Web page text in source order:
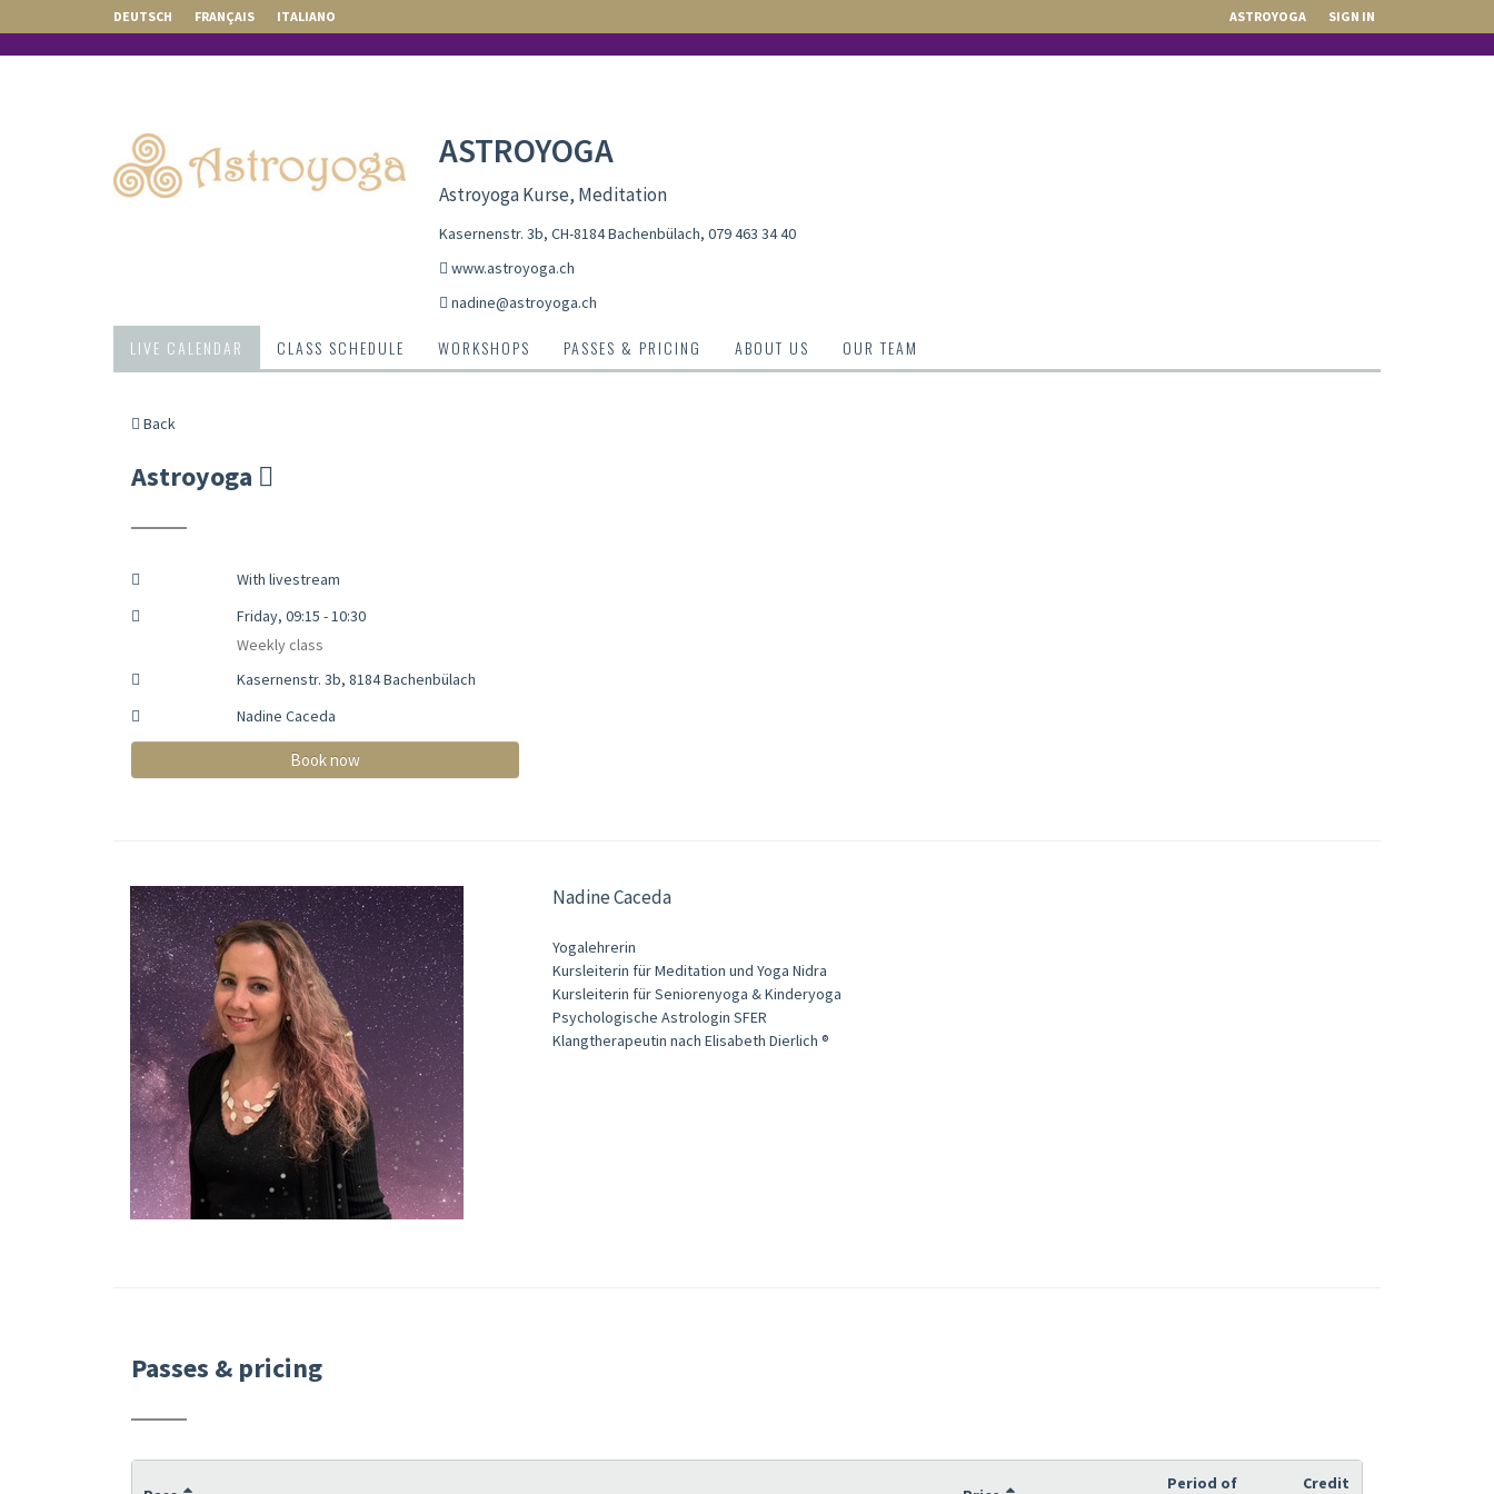
DEUTSCH FRANÇAIS ITALIANO ASTROYOGA SIGN IN
ASTROYOGA
Astroyoga Kurse, Meditation
Kasernenstr. 3b, CH-8184 Bachenbülach, 079 463 34 40
www.astroyoga.ch
nadine@astroyoga.ch
LIVE CALENDAR CLASS SCHEDULE WORKSHOPS PASSES & PRICING ABOUT US OUR TEAM
Back
Astroyoga
With livestream
Friday, 09:15 - 10:30
Weekly class
Kasernenstr. 3b, 8184 Bachenbülach
Nadine Caceda
Book now
Nadine Caceda
Yogalehrerin
Kursleiterin für Meditation und Yoga Nidra
Kursleiterin für Seniorenyoga & Kinderyoga
Psychologische Astrologin SFER
Klangtherapeutin nach Elisabeth Dierlich ®
Passes & pricing
Period of Credit